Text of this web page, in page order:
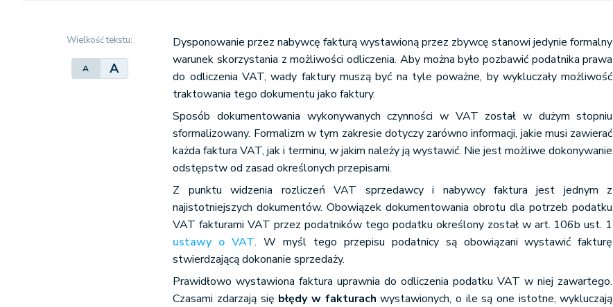
Wielkość tekstu:
A A
Dysponowanie przez nabywcę fakturą wystawioną przez zbywcę stanowi jedynie formalny
warunek skorzystania z możliwości odliczenia. Aby można było pozbawić podatnika prawa
do odliczenia VAT, wady faktury muszą być na tyle poważne, by wykluczały możliwość
traktowania tego dokumentu jako faktury.
Sposób dokumentowania wykonywanych czynności w VAT został w dużym stopniu
sformalizowany. Formalizm w tym zakresie dotyczy zarówno informacji, jakie musi zawierać
każda faktura VAT, jak i terminu, w jakim należy ją wystawić. Nie jest możliwe dokonywanie
odstępstw od zasad określonych przepisami.
Z punktu widzenia rozliczeń VAT sprzedawcy i nabywcy faktura jest jednym z
najistotniejszych dokumentów. Obowiązek dokumentowania obrotu dla potrzeb podatku
VAT fakturami VAT przez podatników tego podatku określony został w art. 106b ust. 1
ustawy o VAT. W myśl tego przepisu podatnicy są obowiązani wystawić fakturę
stwierdzającą dokonanie sprzedaży.
Prawidłowo wystawiona faktura uprawnia do odliczenia podatku VAT w niej zawartego.
Czasami zdarzają się błędy w fakturachwystawionych, o ile są one istotne, wykluczają